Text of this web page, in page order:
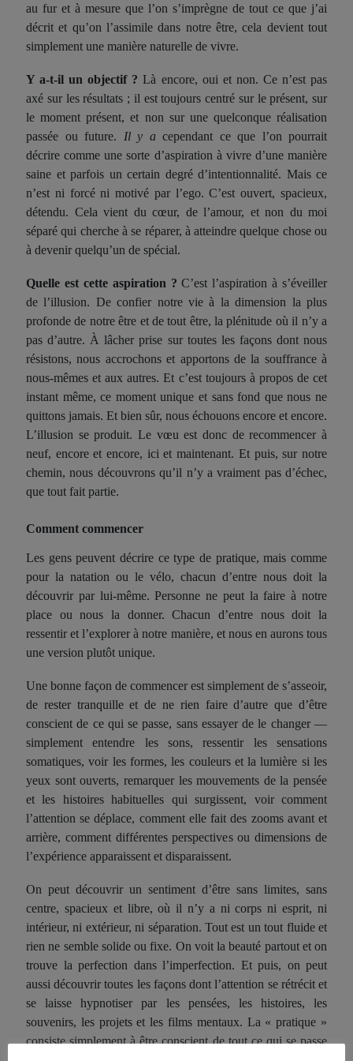
au fur et à mesure que l’on s’imprègne de tout ce que j’ai
décrit et qu’on l’assimile dans notre être, cela devient tout
simplement une manière naturelle de vivre.
Y a-t-il un objectif ? Là encore, oui et non. Cen’est pas
axé sur les résultats ; il est toujours centré sur le présent, sur
le moment présent, et non sur une quelconque réalisation
passée ou future. Il y a cependant ce que l’on pourrait
décrire comme une sorte d’aspiration à vivre d’une manière
saine et parfois un certain degré d’intentionnalité. Mais ce
n’est ni forcéni motivé par l’ego.C’est ouvert, spacieux,
détendu. Cela vient du cœur, de l’amour, et non du moi
séparé qui cherche à se réparer, àatteindre quelque chose ou
à devenir quelqu’un de spécial.
Quelle est cette aspiration ? C’est l’aspiration à s’éveiller
de l’illusion. De confier notre vie à la dimension la plus
profonde de notre être et de tout être, laplénitude où il n’y a
pasd’autre. À lâcher prise sur toutes les façons dont nous
résistons, nous accrochons et apportons de la souffrance à
nous-mêmes et aux autres. Et c’esttoujours à propos decet
instant même, ce moment unique et sans fond quenous ne
quittons jamais. Et bien sûr, nous échouons encore et encore.
L’illusion se produit. Le vœu est donc de recommencer à
neuf, encore et encore, ici et maintenant. Et puis, sur notre
chemin, nous découvrons qu’il n’y avraiment pas d’échec,
que tout fait partie.
Comment commencer
Les gens peuvent décrire ce type de pratique, mais comme
pour la natation ou le vélo, chacun d’entre nous doit la
découvrir par lui-même. Personne ne peut la faire à notre
place ou nous la donner. Chacun d’entre nous doit la
ressentir et l’explorer à notre manière, et nous en aurons tous
une version plutôt unique.
Une bonne façon de commencer est simplement de s’asseoir,
de rester tranquille et de ne rien faire d’autre que d’être
conscient de ce qui se passe, sans essayer de le changer —
simplement entendre les sons, ressentir les sensations
somatiques, voir les formes,les couleurs et la lumière si les
yeux sont ouverts, remarquer les mouvements de la pensée
et les histoires habituelles qui surgissent, voir comment
l’attention se déplace, comment elle fait des zooms avant et
arrière, comment différentes perspectives ou dimensions de
l’expérience apparaissent et disparaissent.
On peut découvrir un sentiment d’être sans limites, sans
centre, spacieux et libre, où il n’y a ni corps ni esprit, ni
intérieur, ni extérieur, ni séparation. Tout est un tout fluide et
rien ne semble solide ou fixe. On voit la beauté partout et on
trouve la perfection dans l’imperfection. Et puis, on peut
aussi découvrir toutes les façons dont l’attention se rétrécit et
se laisse hypnotiser par les pensées, les histoires, les
souvenirs, les projetset les films mentaux. La « pratique »
consiste simplement à être conscient de tout ce qui se passe